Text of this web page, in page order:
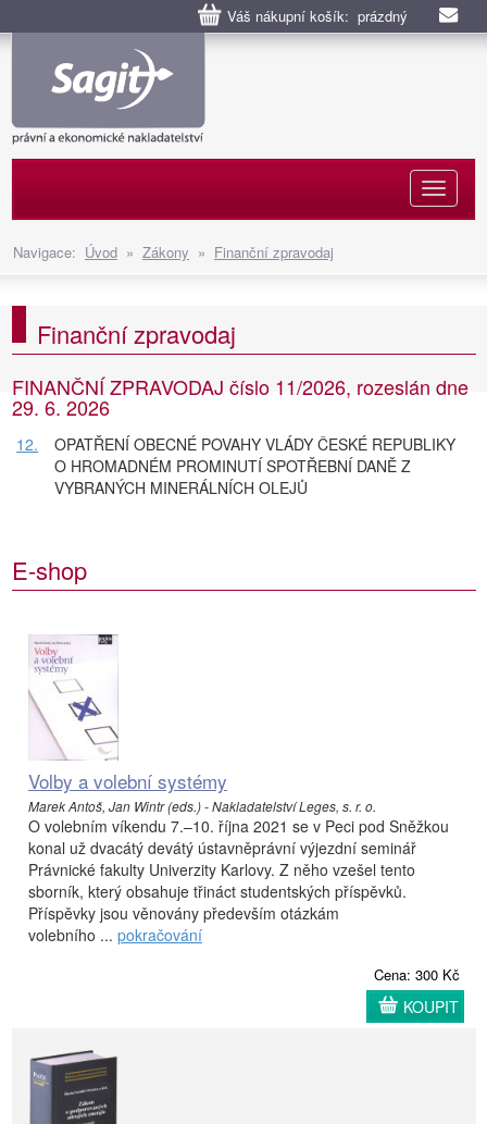
Váš nákupní košík: prázdný
Navigace: Úvod » Zákony » Finanční zpravodaj
Finanční zpravodaj
FINANČNÍ ZPRAVODAJ číslo 11/2026, rozeslán dne
29. 6. 2026
12.
OPATŘENÍ OBECNÉ POVAHY VLÁDY ČESKÉ REPUBLIKY
O HROMADNÉM PROMINUTÍ SPOTŘEBNÍ DANĚ Z
VYBRANÝCH MINERÁLNÍCH OLEJŮ
E-shop
Volby a volební systémy
Marek Antoš, Jan Wintr (eds.) - Nakladatelství Leges, s. r. o.
O volebním víkendu 7.–10. října 2021 se v Peci pod Sněžkou
konal už dvacátý devátý ústavněprávní výjezdní seminář
Právnické fakulty Univerzity Karlovy. Z něho vzešel tento
sborník, který obsahuje třináct studentských příspěvků.
Příspěvky jsou věnovány především otázkám
volebního ... pokračování
Cena: 300 Kč
KOUPIT